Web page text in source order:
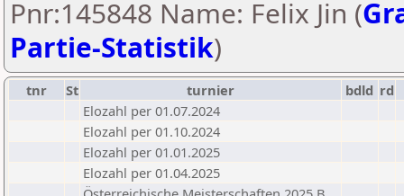
Pnr:145848 Name: Felix Jin (
Partie-Statistik)
tnr St turnier bdld rd
Elozahl per 01.07.2024
Elozahl per 01.10.2024
Elozahl per 01.01.2025
Elozahl per 01.04.2025